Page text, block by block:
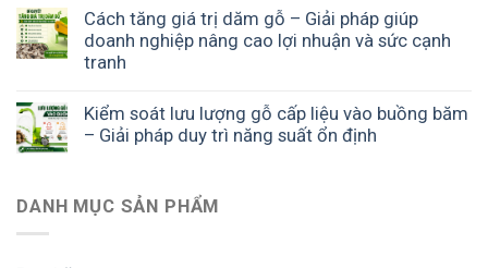
Cách tăng giá trị dăm gỗ – Giải pháp giúp
doanh nghiệp nâng cao lợi nhuận và sức cạnh
tranh
Kiểm soát lưu lượng gỗ cấp liệu vào buồng băm
– Giải pháp duy trì năng suất ổn định
DANH MỤC SẢN PHẨM